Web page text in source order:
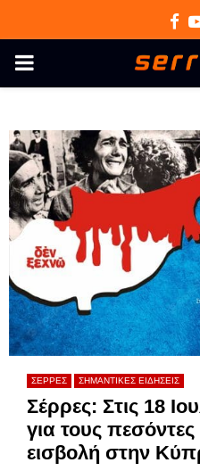
PRIMARY
ΣΕΡΡΕΣ ΣΗΜΑΝΤΙΚΕΣ ΕΙΔΗΣΕΙΣ
Σέρρες: Στις 18
για τους
εισβολή στην